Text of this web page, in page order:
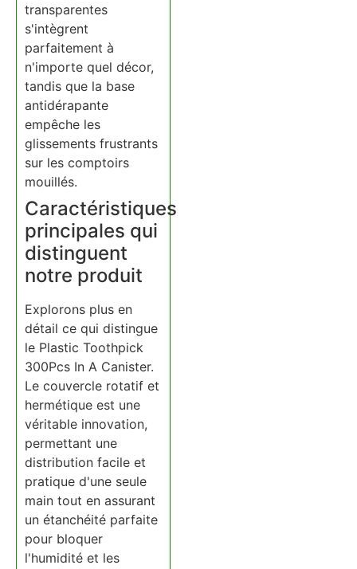
transparentes
s'intègrent
parfaitement à
n'importe quel décor,
tandis que la base
antidérapante
empêche les
glissements frustrants
sur les comptoirs
mouillés.
Caractéristiques
principales qui
distinguent
notre produit
Explorons plus en
détail ce qui distingue
le Plastic Toothpick
300Pcs In A Canister.
Le couvercle rotatif et
hermétique est une
véritable innovation,
permettant une
distribution facile et
pratique d'une seule
main tout en assurant
un étanchéité parfaite
pour bloquer
l'humidité et les